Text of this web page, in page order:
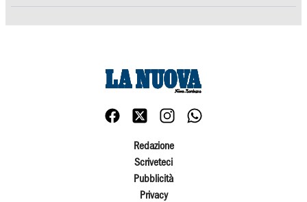
Redazione
Scriveteci
Pubblicità
Privacy